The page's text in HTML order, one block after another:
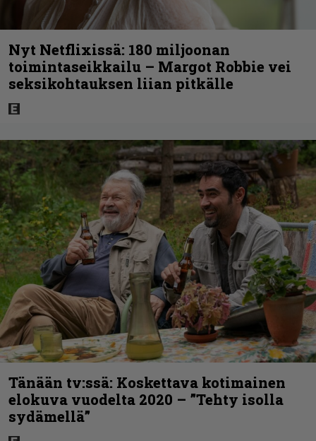
Nyt Netflixissä: 180 miljoonan
toimintaseikkailu – Margot Robbie vei
seksikohtauksen liian pitkälle
Tänään tv:ssä: Koskettava kotimainen
elokuva vuodelta 2020 – ”Tehty isolla
sydämellä”